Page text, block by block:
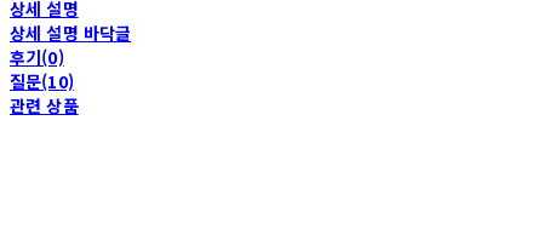
상세 설명
상세 설명 바닥글
후기(0)
질문(10)
관련 상품